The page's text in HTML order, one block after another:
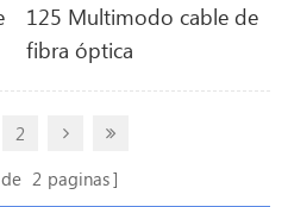
125 Multimodo cable de
fibra óptica
2
2 paginas